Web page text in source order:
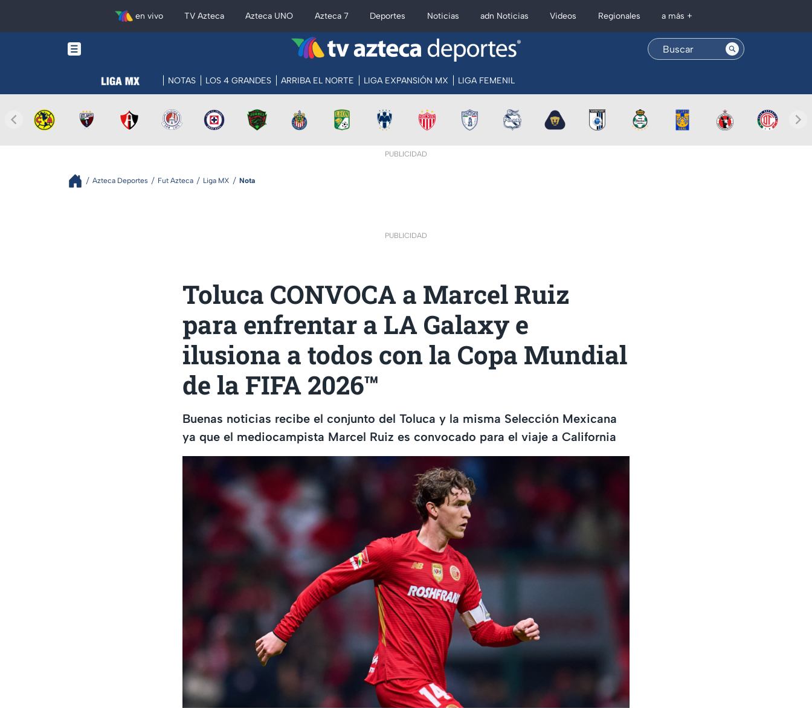
en vivo TV Azteca Azteca UNO Azteca 7 Deportes Noticias adn Noticias Videos Regionales a más +
NOTAS LOS 4 GRANDES ARRIBA EL NORTE LIGA EXPANSIÓN MX LIGA FEMENIL
PUBLICIDAD
Azteca Deportes Fut Azteca Liga MX Nota
PUBLICIDAD
Toluca CONVOCA a Marcel Ruiz
para enfrentar a LA Galaxy e
ilusiona a todos con la Copa Mundial
de la FIFA 2026™
Buenas noticias recibe el conjunto del Toluca y la misma Selección Mexicana
ya que el mediocampista Marcel Ruiz es convocado para el viaje a California